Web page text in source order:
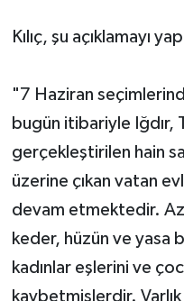
Kılıç, şu açıklamayı
"7 Haziran
bugün itibariyle Iğdır,
gerçekleştirilen hain
üzerine çıkan vatan
devam etmektedir.
keder, hüzün ve yasa
kadınlar eşlerini ve
kaybetmişlerdir.